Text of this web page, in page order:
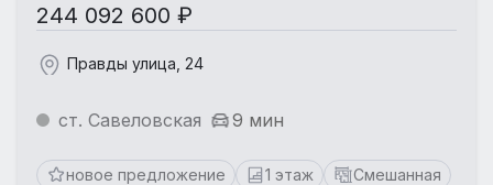
244 092 600 ₽
Правды улица, 24
ст. Савеловская 9 мин
новое предложение 1 этаж
Смешанная